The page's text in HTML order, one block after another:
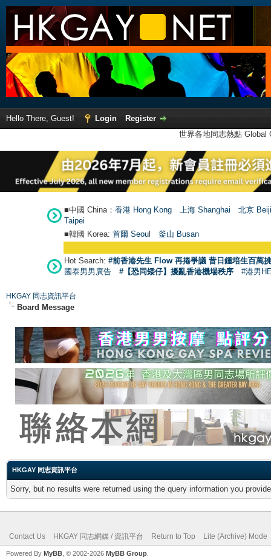
Hello There, Guest! Login
Register
世界各地同志熱點
■中國 China： 香港 Hong Kong 上海 Shanghai
北京
Taipei
■韓國 Korea: 首爾 Seoul 釜山 Busan
Hot Search: #前香港先生 Flow 再捲爭議 昔日鍾培生百萬
國泰男男廣告
#【恐同矮仔】擾亂香港機場秩序 #港男
HKGAY 同志資訊平台
Board Message
HKGAY 同志資訊平台
Sorry, but no results were returned using the query information you
Contact Us HKGAY 同志網媒 / 資訊平台 Return to Top Lite (Archive) Mode
Powered By MyBB , © 2002-2026 MyBB Group